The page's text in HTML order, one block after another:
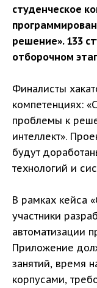
студенческое
решение». 133
отборочном
Финалисты
компетенциях:
проблемы к
интеллект».
будут
технологий и
В рамках кейса
участники
автоматизации
Приложение
занятий, время
корпусами,